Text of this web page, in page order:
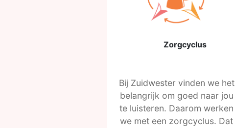
Zorgcyclus
Bij Zuidwester vinden we het
belangrijk om goed naar jou
te luisteren. Daarom werken
we met een zorgcyclus. Dat